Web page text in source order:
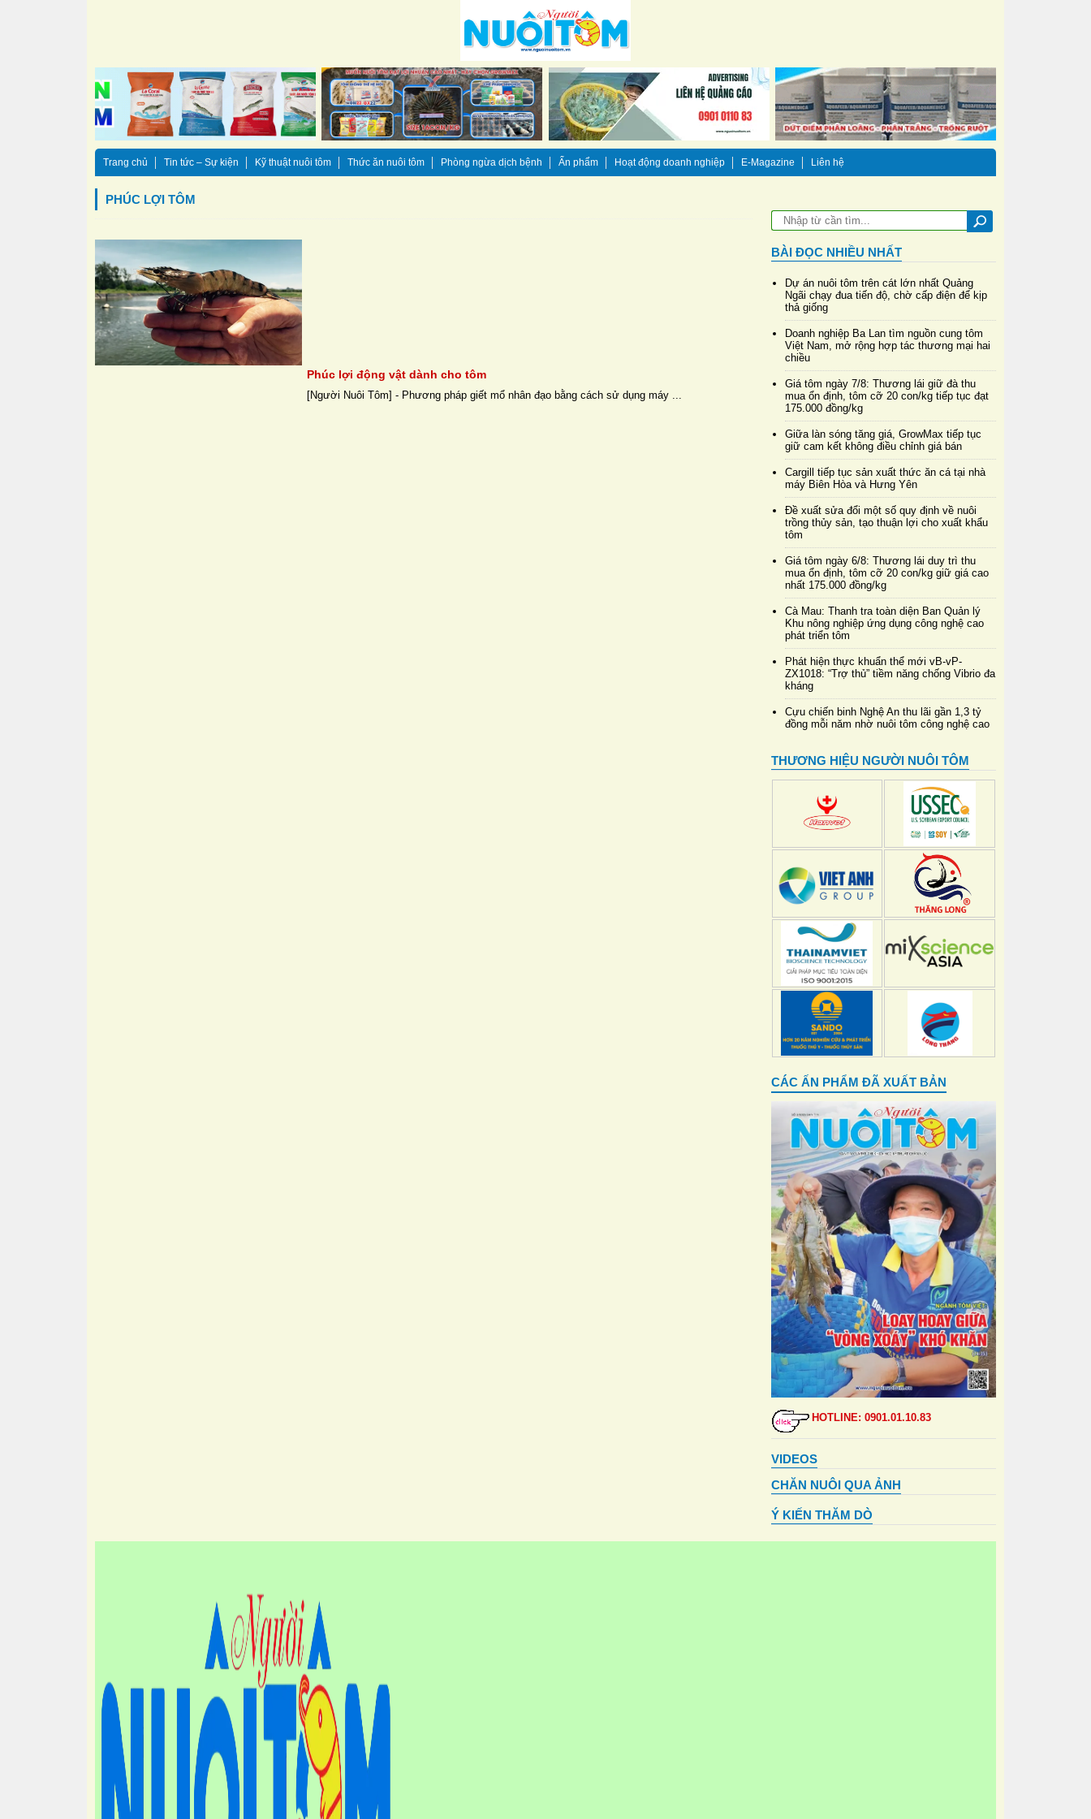
Trang chủ Tin tức – Sự kiện Kỹ thuật nuôi tôm Thức ăn nuôi tôm Phòng ngừa dịch bệnh Ấn phẩm Hoạt động doanh nghiệp E-Magazine Liên hệ
PHÚC LỢI TÔM
Phúc lợi động vật dành cho tôm
[Người Nuôi Tôm] - Phương pháp giết mổ nhân đạo bằng cách sử dụng máy ...
BÀI ĐỌC NHIỀU NHẤT
Dự án nuôi tôm trên cát lớn nhất Quảng
Ngãi chạy đua tiến độ, chờ cấp điện để kịp
thả giống
Doanh nghiệp Ba Lan tìm nguồn cung tôm
Việt Nam, mở rộng hợp tác thương mại hai
chiều
Giá tôm ngày 7/8: Thương lái giữ đà thu
mua ổn định, tôm cỡ 20 con/kg tiếp tục đạt
175.000 đồng/kg
Giữa làn sóng tăng giá, GrowMax tiếp tục
giữ cam kết không điều chỉnh giá bán
Cargill tiếp tục sản xuất thức ăn cá tại nhà
máy Biên Hòa và Hưng Yên
Đề xuất sửa đổi một số quy định về nuôi
trồng thủy sản, tạo thuận lợi cho xuất khẩu
tôm
Giá tôm ngày 6/8: Thương lái duy trì thu
mua ổn định, tôm cỡ 20 con/kg giữ giá cao
nhất 175.000 đồng/kg
Cà Mau: Thanh tra toàn diện Ban Quản lý
Khu nông nghiệp ứng dụng công nghệ cao
phát triển tôm
Phát hiện thực khuẩn thể mới vB-vP-
ZX1018: “Trợ thủ” tiềm năng chống Vibrio đa
kháng
Cựu chiến binh Nghệ An thu lãi gần 1,3 tỷ
đồng mỗi năm nhờ nuôi tôm công nghệ cao
THƯƠNG HIỆU NGƯỜI NUÔI TÔM
CÁC ẤN PHẨM ĐÃ XUẤT BẢN
HOTLINE: 0901.01.10.83
VIDEOS
CHĂN NUÔI QUA ẢNH
Ý KIẾN THĂM DÒ